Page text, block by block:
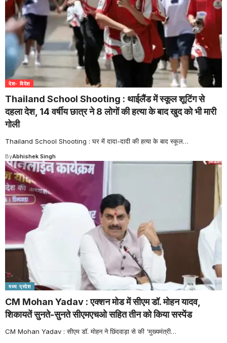
देश- विदेश
Thailand School Shooting : थाईलैंड में स्कूल शूटिंग से
दहला देश, 14 वर्षीय छात्र ने 8 लोगों की हत्या के बाद खुद को भी मारी
गोली
Thailand School Shooting : घर में दादा-दादी की हत्या के बाद स्कूल…
ByAbhishek Singh
मध्य प्रदेश
CM Mohan Yadav : एक्शन मोड में सीएम डॉ. मोहन यादव,
शिकायतें सुनते-सुनते सीएमएचओ सहित तीन को किया सस्पेंड
CM Mohan Yadav : सीएम डॉ. मोहन ने छिंदवाड़ा से की 'मुख्यमंत्री…